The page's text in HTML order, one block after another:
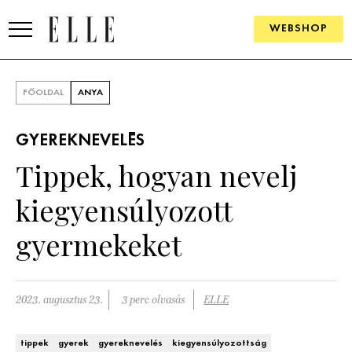
WEBSHOP
SZÉPSÉG
KULTÚRA
PSZICHÉ
ÉLETMÓD
PÁRKAPCSOLAT
FŐOLDAL ANYA
GYEREKNEVELÉS
Tippek, hogyan nevelj
kiegyensúlyozott
gyermekeket
2023. augusztus 23. 3 perc olvasás ELLE
tippek gyerek gyereknevelés kiegyensúlyozottság